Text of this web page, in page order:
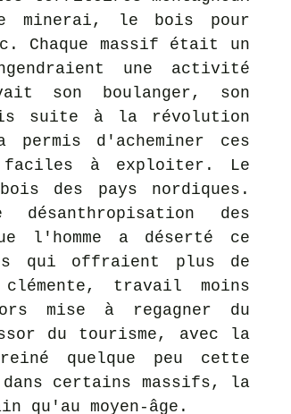
minerai, le bois pour
Chaque massif était un
une activité
son boulanger, son
suite à la révolution
d'acheminer ces
faciles à exploiter. Le
des pays nordiques.
des
l'homme a déserté ce
qui offraient plus de
travail moins
mise à regagner du
du tourisme, avec la
quelque peu cette
certains massifs, la
moyen-âge.